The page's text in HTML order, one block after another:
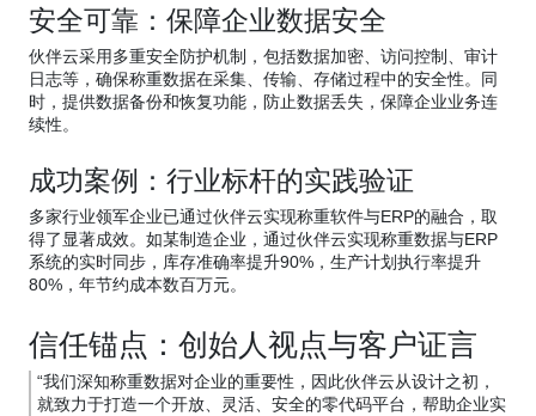
安全可靠：保障企业数据安全
伙伴云采用多重安全防护机制，包括数据加密、访问控制、审计
日志等，确保称重数据在采集、传输、存储过程中的安全性。同
时，提供数据备份和恢复功能，防止数据丢失，保障企业业务连
续性。
成功案例：行业标杆的实践验证
多家行业领军企业已通过伙伴云实现称重软件与ERP的融合，取
得了显著成效。如某制造企业，通过伙伴云实现称重数据与ERP
系统的实时同步，库存准确率提升90%，生产计划执行率提升
80%，年节约成本数百万元。
信任锚点：创始人视点与客户证言
“我们深知称重数据对企业的重要性，因此伙伴云从设计之初，
就致力于打造一个开放、灵活、安全的零代码平台，帮助企业实